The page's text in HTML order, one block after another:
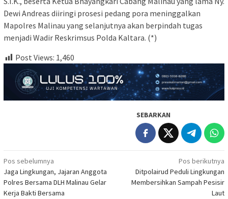
Dewi Andreas diiringi prosesi pedang pora meninggalkan
Mapolres Malinau yang selanjutnya akan berpindah tugas
menjadi Wadir Reskrimsus Polda Kaltara. (*)
Post Views: 1,460
SEBARKAN
Navigasi
pos
Pos sebelumnya
Jaga Lingkungan, Jajaran Anggota
Polres Bersama DLH Malinau Gelar
Kerja Bakti Bersama
Pos berikutnya
Ditpolairud Peduli Lingkungan
Membersihkan Sampah Pesisir
Laut